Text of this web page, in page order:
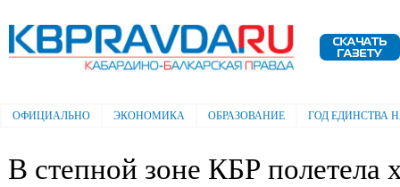
Электронная газета "Кабардино-
Балкарская правда"
Главное меню
ОФИЦИАЛЬНО ЭКОНОМИКА ОБРАЗОВАНИЕ ГОД ЕДИНСТВА
В степной зоне КБР полетела